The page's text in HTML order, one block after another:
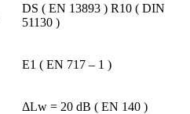
DS ( EN 13893 ) R10 ( DIN
51130 )
E1 ( EN 717 – 1 )
ΔLw = 20 dB ( EN 140 )